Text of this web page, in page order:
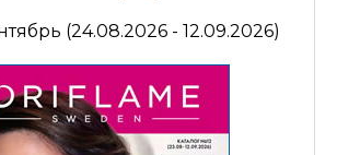
(24.08.2026 - 12.09.2026)